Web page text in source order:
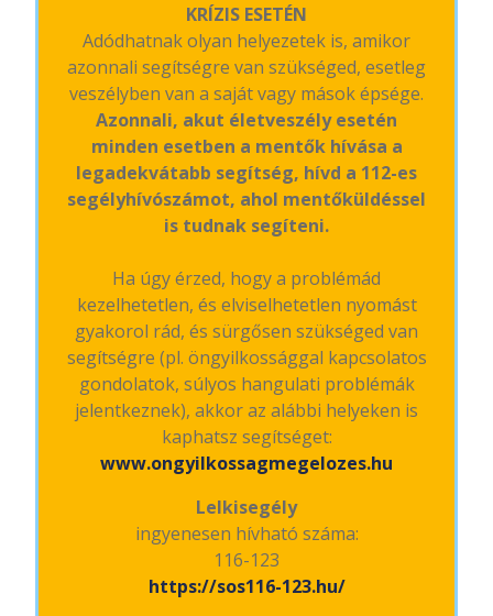
KRÍZIS ESETÉN
Adódhatnak olyan helyezetek is, amikor
azonnali segítségre van szükséged, esetleg
veszélyben van a saját vagy mások épsége.
Azonnali, akut életveszély esetén
minden esetben a mentők hívása a
legadekvátabb segítség, hívd a 112-es
segélyhívószámot, ahol mentőküldéssel
is tudnak segíteni.
Ha úgy érzed, hogy a problémád
kezelhetetlen, és elviselhetetlen nyomást
gyakorol rád, és sürgősen szükséged van
segítségre (pl. öngyilkossággal kapcsolatos
gondolatok, súlyos hangulati problémák
jelentkeznek), akkor az alábbi helyeken is
kaphatsz segítséget:
www.ongyilkossagmegelozes.hu
Lelkisegély
ingyenesen hívható száma:
116-123
https://sos116-123.hu/